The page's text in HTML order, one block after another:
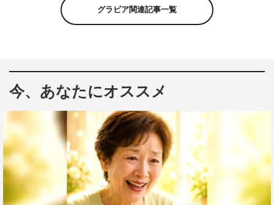
グラビア関連記事一覧
今、あなたにオススメ